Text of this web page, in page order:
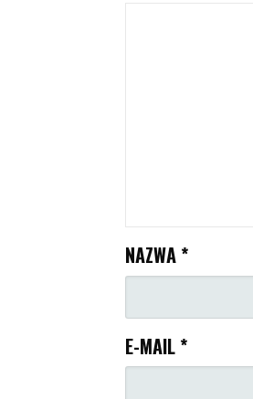
NAZWA *
E-MAIL *